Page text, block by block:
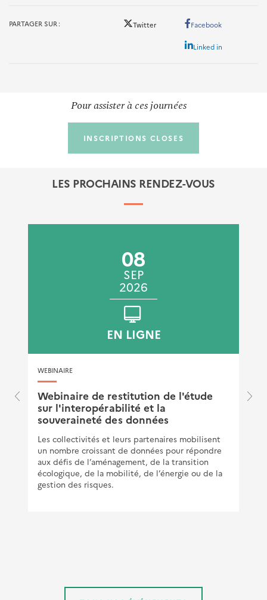
PARTAGER SUR Twitter Facebook
Linked in
Pour assister à ces journées
INSCRIPTIONS CLOSES
LES PROCHAINS RENDEZ-VOUS
08
SEP
2026
EN LIGNE
WEBINAIRE
Webinaire de restitution de l'étude
sur l'interopérabilité et la
souveraineté des données
Les collectivités et leurs partenaires mobilisent
un nombre croissant de données pour répondre
aux défis de l’aménagement, de la transition
écologique, de la mobilité, de l’énergie ou de la
gestion des risques.